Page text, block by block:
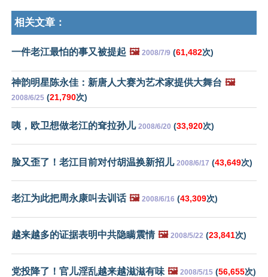
相关文章：
一件老江最怕的事又被提起 🖼️ 2008/7/9 (61,482次)
神韵明星陈永佳：新唐人大赛为艺术家提供大舞台 🖼️
2008/6/25 (21,790次)
咦，欧卫想做老江的耷拉孙儿 2008/6/20 (33,920次)
脸又歪了！老江目前对付胡温换新招儿 2008/6/17 (43,649次)
老江为此把周永康叫去训话 🖼️ 2008/6/16 (43,309次)
越来越多的证据表明中共隐瞒震情 🖼️ 2008/5/22 (23,841次)
党投降了！官儿淫乱越来越滋滋有味 🖼️ 2008/5/15 (56,655次)